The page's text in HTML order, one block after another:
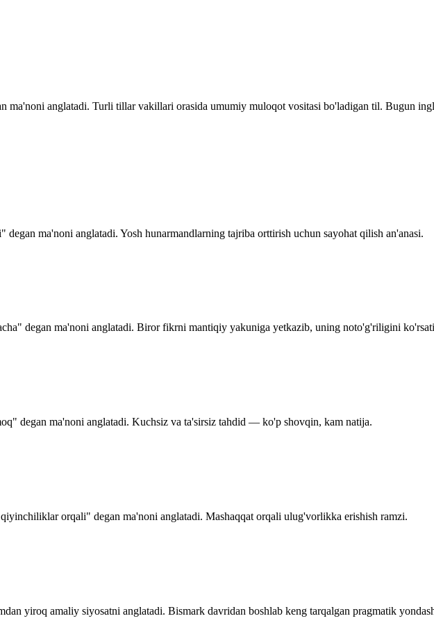
ma'noni anglatadi. Turli tillar vakillari orasida umumiy muloqot vositasi bo'ladigan til. Bugun
ma'noni anglatadi. Yosh hunarmandlarning tajriba orttirish uchun sayohat qilish an'anasi.
degan ma'noni anglatadi. Biror fikrni mantiqiy yakuniga yetkazib, uning noto'g'riligini
degan ma'noni anglatadi. Kuchsiz va ta'sirsiz tahdid — ko'p shovqin, kam natija.
orqali" degan ma'noni anglatadi. Mashaqqat orqali ulug'vorlikka erishish ramzi.
yiroq amaliy siyosatni anglatadi. Bismark davridan boshlab keng tarqalgan pragmatik